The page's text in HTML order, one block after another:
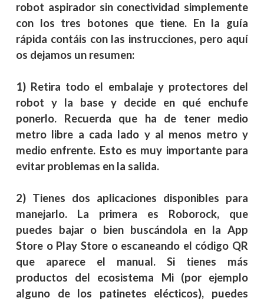
robot aspirador sin conectividad simplemente
con los tres botones que tiene. En la guía
rápida contáis con las instrucciones, pero aquí
os dejamos un resumen:
1) Retira todo el embalaje y protectores del
robot y la base y decide en qué enchufe
ponerlo. Recuerda que ha de tener medio
metro libre a cada lado y al menos metro y
medio enfrente. Esto es muy importante para
evitar problemas en la salida.
2) Tienes dos aplicaciones disponibles para
manejarlo. La primera es Roborock, que
puedes bajar o bien buscándola en la App
Store o Play Store o escaneando el código QR
que aparece el manual. Si tienes más
productos del ecosistema Mi (por ejemplo
alguno de los patinetes elécticos), puedes